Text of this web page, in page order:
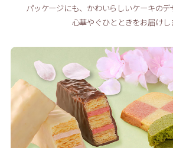
パッケージにも、かわいらしいケーキのデ
心華やぐひとときをお届けし